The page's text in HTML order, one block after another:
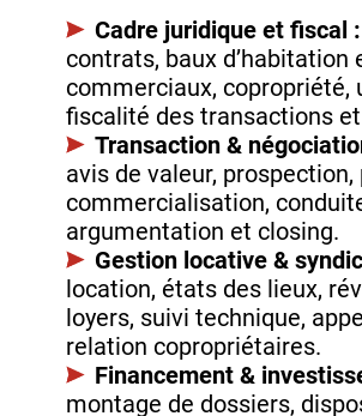
Cadre juridique et fiscal :
contrats, baux d’habitation
commerciaux, copropriété,
fiscalité des transactions
Transaction &
avis de valeur, prospection,
commercialisation,
argumentation et closing.
Gestion locative &
location, états des lieux,
loyers, suivi technique,
relation copropriétaires.
Financement &
montage de dossiers,